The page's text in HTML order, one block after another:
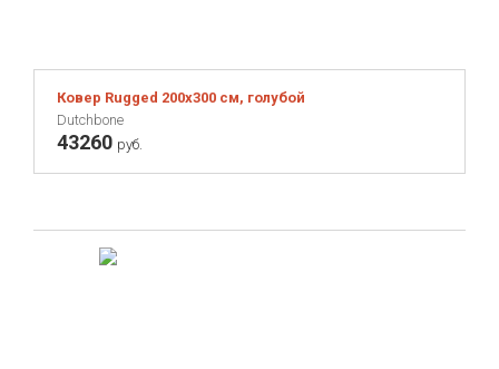
Ковер Rugged 200х300 см, голубой
Dutchbone
43260 руб.